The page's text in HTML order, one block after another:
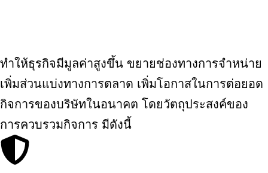
ทำให้ธุรกิจมีมูลค่าสูงขึ้น ขยายช่องทางการจำหน่าย
เพิ่มส่วนแบ่งทางการตลาด เพิ่มโอกาสในการต่อยอด
กิจการของบริษัทในอนาคต โดยวัตถุประสงค์ของ
การควบรวมกิจการ มีดังนี้